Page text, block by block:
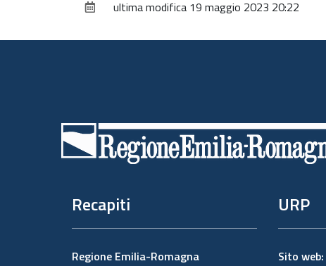
ultima modifica 19 maggio 2023 20:22
Recapiti
Regione Emilia-Romagna
URP
Sito web: